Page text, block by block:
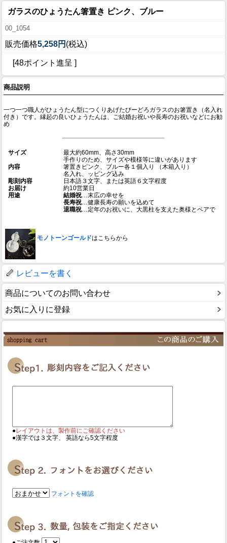
ガラスのひょうたん箸置き ピンク、ブルー
00_1054
販売価格5,258円 (税込)
[48ポイント進呈 ]
商品説明
一つ一つ職人がひょうたん型につくりあげたびーどろガラスのお箸置き（名入れ
付き）です。縁起の良いひょうたんは、ご結婚お祝いや長寿のお祝いなどにお勧
め
サイズ
最大約60mm、高さ30mm
手作りのため、サイズや模様等に違いがあります
内容
箸置きピンク、ブルー各１個入り （木箱入り）
名入れ、ッピング込み
彫刻内容
日本語３文字、または英語６文字程度
お届け
約10営業日
用途
結婚祝…末広の幸せを
長寿祝…健康長寿の願いを込めて
退職祝…定年のお祝いに、大黒柱を支えた奥様とペアで
モノトーンゴールドはこちらから
レビューを書く
商品についてのお問い合わせ
お気に入りに登録
●レイアウトは、製作前にご確認ください
●漢字では３文字、 英語なら5文字程度
フォントを確認